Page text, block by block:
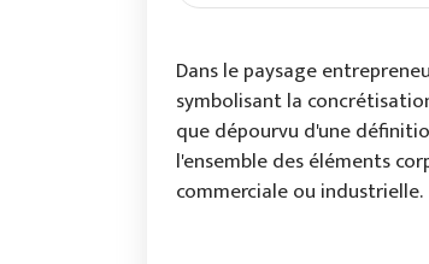
Dans le paysage
symbolisant la
que dépourvu d'une
l'ensemble des éléments
commerciale ou industrielle​​.